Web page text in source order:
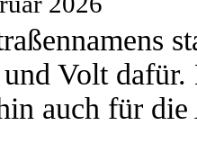
Volt
auch für